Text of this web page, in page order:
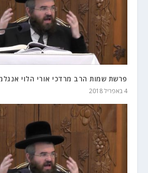
פרשת שמות הרב מרדכי אורי הלוי
4 באפריל 2018